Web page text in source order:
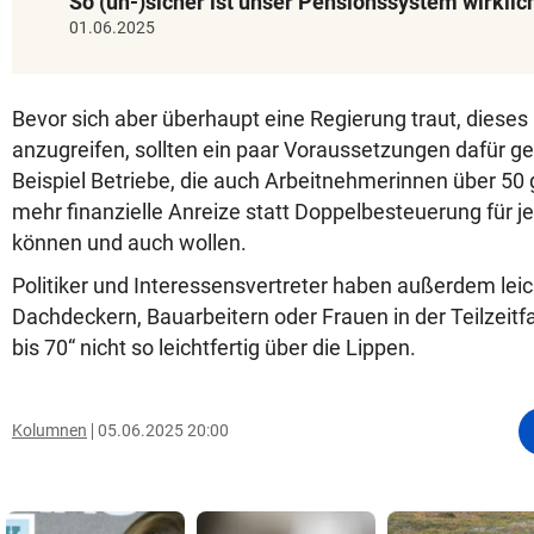
01.06.2025
Bevor sich aber überhaupt eine Regierung traut, dieses
anzugreifen, sollten ein paar Voraussetzungen dafür
Beispiel Betriebe, die auch Arbeitnehmerinnen über 50
mehr finanzielle Anreize statt Doppelbesteuerung für
können und auch wollen.
Politiker und Interessensvertreter haben außerdem
Dachdeckern, Bauarbeitern oder Frauen in der
bis 70“ nicht so leichtfertig über die Lippen.
Kolumnen 05.06.2025 20:00